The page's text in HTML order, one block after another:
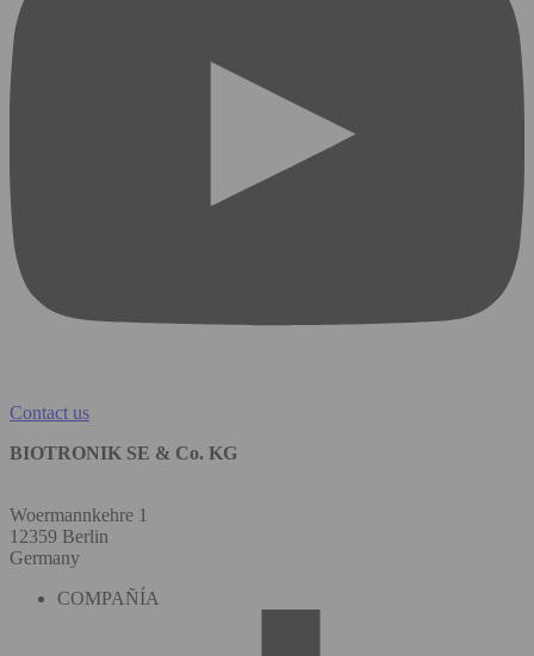
Contact us
BIOTRONIK SE & Co. KG
Woermannkehre 1
12359 Berlin
Germany
COMPAÑÍA